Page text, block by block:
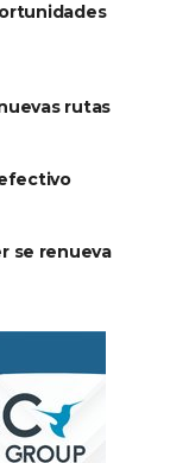
rutas
se renueva